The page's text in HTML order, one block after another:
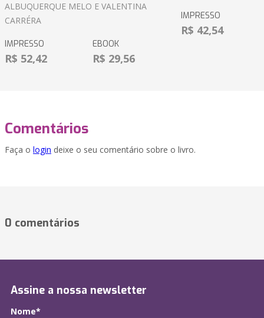
ALBUQUERQUE MELO E VALENTINA
CARRÉRA
IMPRESSO
R$ 52,42
EBOOK
R$ 29,56
IMPRESSO
R$ 42,54
Comentários
Faça o login deixe o seu comentário sobre o livro.
0 comentários
Assine a nossa newsletter
Nome*